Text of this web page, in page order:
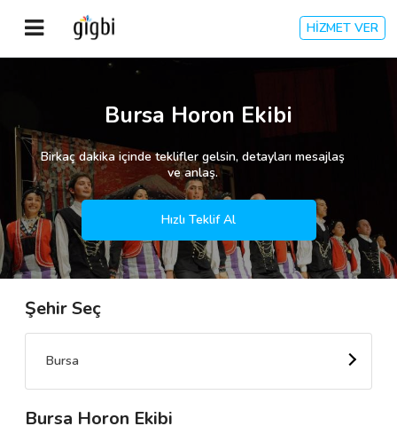
HİZMET VER
Giriş Yap
Kayıt Ol
Kategoriler
🎈 Biz Kimiz?
🌟 Müşteri Değerlendirmeleri
Bursa Horon Ekibi
Birkaç dakika içinde teklifler gelsin, detayları mesajlaş
ve anlaş.
Hızlı Teklif Al
Şehir Seç
Bursa
Bursa Horon Ekibi